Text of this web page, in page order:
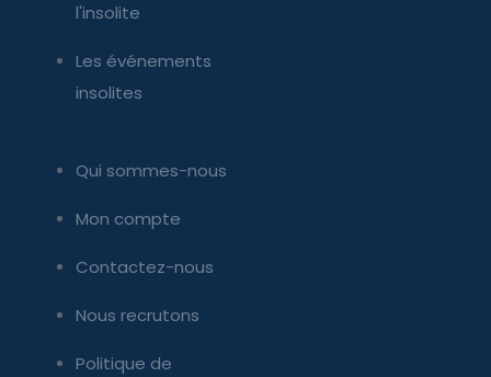
l'insolite
Les événements
insolites
Qui sommes-nous
Mon compte
Contactez-nous
Nous recrutons
Politique de